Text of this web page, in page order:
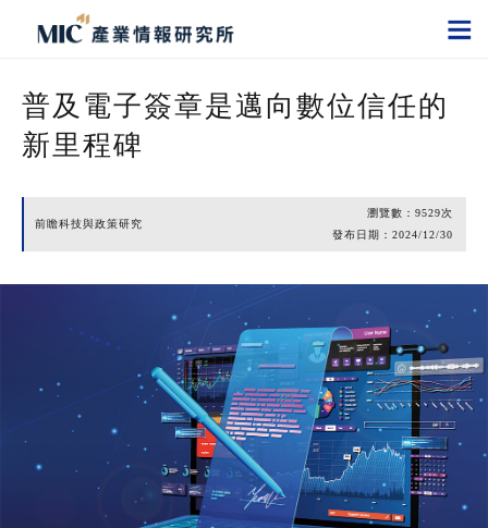
普及電子簽章是邁向數位信任的
新里程碑
前瞻科技與政策研究
瀏覽數： 9529次
發布日期： 2024/12/30